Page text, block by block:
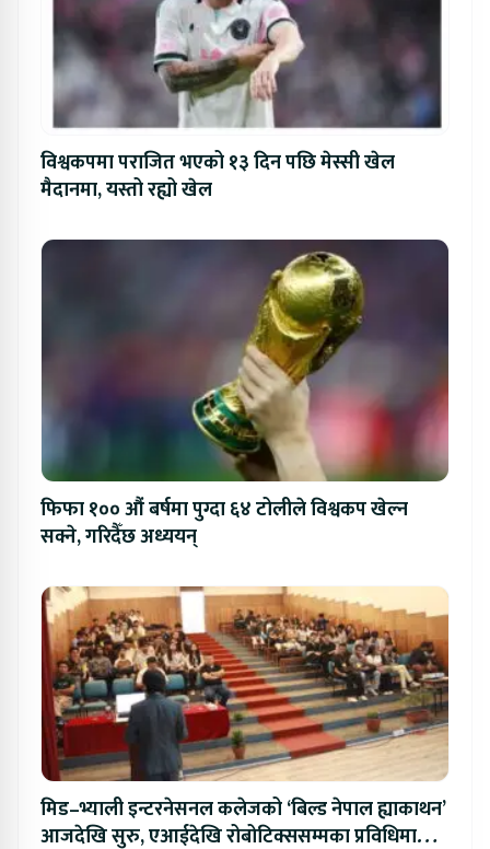
विश्वकपमा पराजित भएको १३ दिन पछि मेस्सी खेल
मैदानमा, यस्तो रह्यो खेल
फिफा १०० औं बर्षमा पुग्दा ६४ टोलीले विश्वकप खेल्न
सक्ने, गरिदैँछ अध्ययन्
मिड–भ्याली इन्टरनेसनल कलेजको ‘बिल्ड नेपाल ह्याकाथन’
आजदेखि सुरु, एआईदेखि रोबोटिक्ससम्मका प्रविधिमा